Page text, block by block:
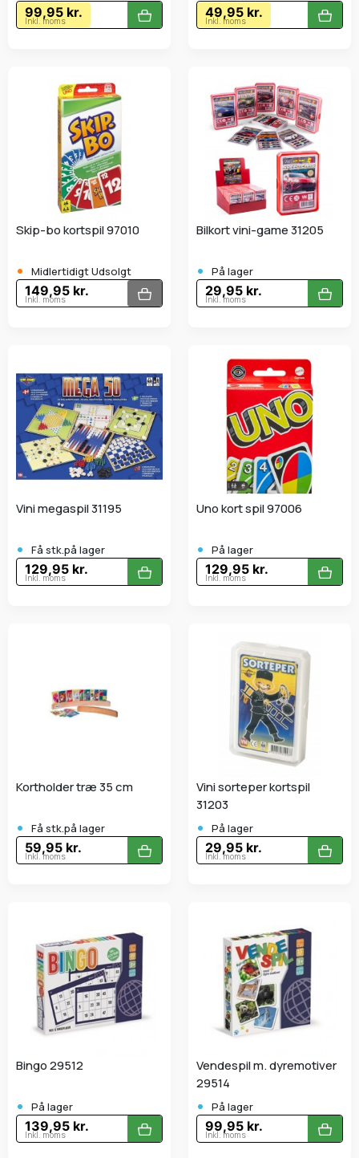
99,95 kr.
Inkl. moms
49,95 kr.
Inkl. moms
Skip-bo kortspil 97010
• Midlertidigt Udsolgt
149,95 kr.
Inkl. moms
Bilkort vini-game 31205
• På lager
29,95 kr.
Inkl. moms
Vini megaspil 31195
• Få stk.på lager
129,95 kr.
Inkl. moms
Uno kort spil 97006
• På lager
129,95 kr.
Inkl. moms
Kortholder træ 35 cm
• Få stk.på lager
59,95 kr.
Inkl. moms
Vini sorteper kortspil
31203
• På lager
29,95 kr.
Inkl. moms
Bingo 29512
• På lager
139,95 kr.
Inkl. moms
Vendespil m. dyremotiver
29514
• På lager
99,95 kr.
Inkl. moms